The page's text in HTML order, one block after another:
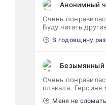
Анонимный
Очень
Буду читать
В годовщину
Безымянный
Очень
плакала.
Меня не